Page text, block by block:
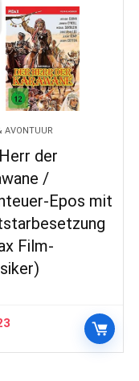
AVONTUUR
der
/
Epos mit
Film-